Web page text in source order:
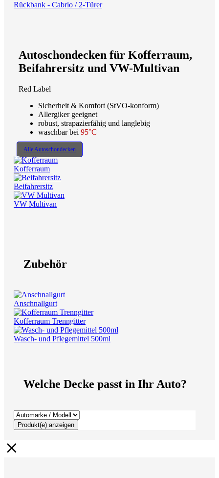
Rückbank - Cabrio / 2-Türer
Autoschondecken für Kofferraum,
Beifahrersitz und VW-Multivan
Red Label
Sicherheit & Komfort (StVO-konform)
Allergiker geeignet
robust, strapazierfähig und langlebig
waschbar bei 95°C
Alle Autoschondecken
Kofferraum
Beifahrersitz
VW Multivan
Zubehör
Anschnallgurt
Kofferraum Trenngitter
Wasch- und Pflegemittel 500ml
Welche Decke passt in Ihr Auto?
Produkt(e) anzeigen